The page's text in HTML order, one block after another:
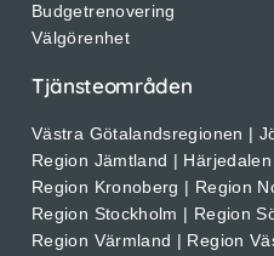
Budgetrenovering
Välgörenhet
Tjänsteområden
Västra Götalandsregionen |
Region Jämtland |
Region Kronoberg | Region
Region Stockholm | Region
Region Värmland | Region